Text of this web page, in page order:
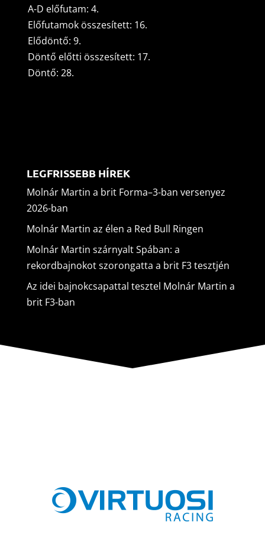
A-D előfutam: 4.
Előfutamok összesített: 16.
Elődöntő: 9.
Döntő előtti összesített: 17.
Döntő: 28.
LEGFRISSEBB HÍREK
Molnár Martin a brit Forma–3-ban versenyez
2026-ban
Molnár Martin az élen a Red Bull Ringen
Molnár Martin szárnyalt Spában: a
rekordbajnokot szorongatta a brit F3 tesztjén
Az idei bajnokcsapattal tesztel Molnár Martin a
brit F3-ban